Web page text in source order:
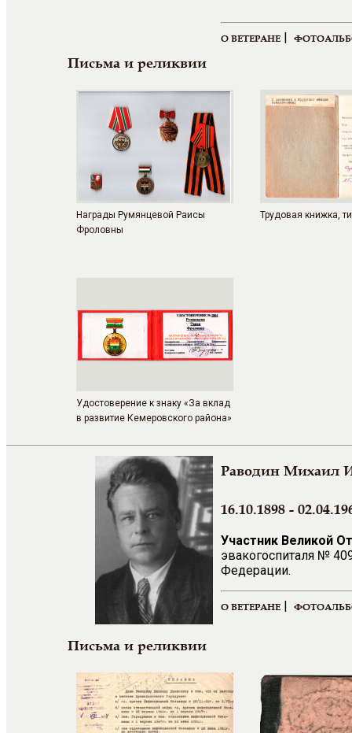
О ВЕТЕРАНЕ |
Письма и реликвии
Награды Румянцевой Раисы
Фроловны
Трудовая книжка,
Удостоверение к знаку «За вклад
в развитие Кемеровского района»
Раводин Михаил
16.10.1898 -
Участник Великой
эвакогоспиталя №
Федерации.
О ВЕТЕРАНЕ |
Письма и реликвии